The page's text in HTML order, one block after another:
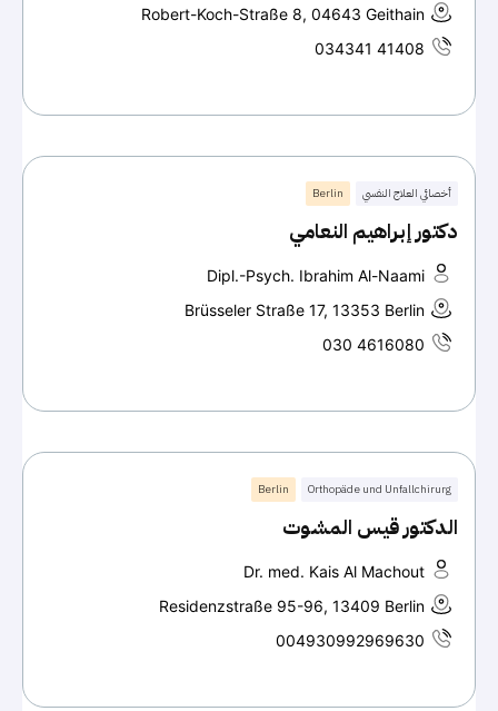
Robert-Koch-Straße 8, 04643 Geithain
034341 41408
أخصائي العلاج النفسي Berlin
دكتور إبراهيم النعامي
Dipl.-Psych. Ibrahim Al-Naami
Brüsseler Straße 17, 13353 Berlin
030 4616080
Orthopäde und Unfallchirurg
Berlin
الدكتور قيس المشوت
Dr. med. Kais Al Machout
Residenzstraße 95-96, 13409 Berlin
004930992969630